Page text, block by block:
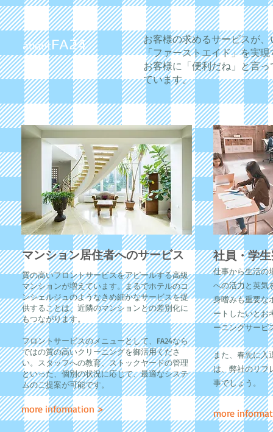
aboutFA24
お客様の求めるサービスが
「ファーストエイド」を実現
お客様に「便利だね」と言
ています。
マンション居住者へのサービス
質の高いフロントサービスをアピールする高級
マンションが増えています。まるでホテルのコ
ンシェルジュのようなきめ細かなサービスを提
供することは、近隣のマンションとの差別化に
もつながります。
フロントサービスのメニューとして、FA24なら
ではの質の高いクリーニングを御活用くださ
い。スタッフへの教育、ストックヤードの管理
といった、個別の状況に応じて、最適なシステ
ムのご提案が可能です。
more information >
社員・学
仕事から生活の
への活力と英気
身嗜みも重要な
ートしたいとお
ーニングサービ
また、春先に入
は、弊社のリフ
事でしょう。
more